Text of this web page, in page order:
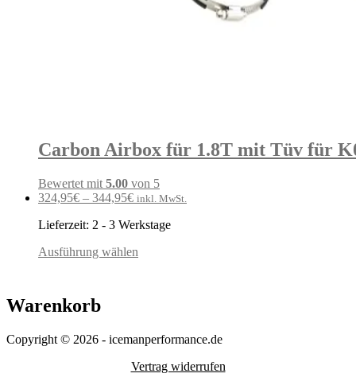
Carbon Airbox für 1.8T mit Tüv für
Bewertet mit 5.00 von 5
324,95€ – 344,95€ inkl. MwSt.
Lieferzeit: 2 - 3 Werkstage
Ausführung wählen
Warenkorb
Copyright © 2026 - icemanperformance.de
Vertrag widerrufen